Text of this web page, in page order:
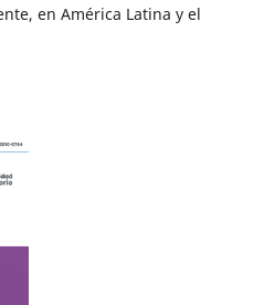
en América Latina y el